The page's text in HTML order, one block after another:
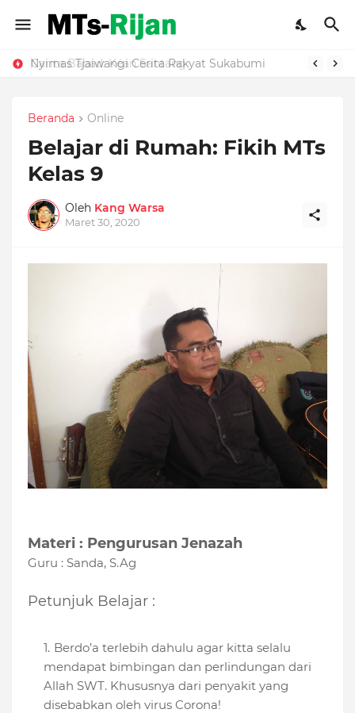
Carita Babad: Kéan Santang
Nyimas Tjaiwangi Cerita Rakyat Sukabumi
Beranda Online
Belajar di Rumah: Fikih MTs
Kelas 9
Oleh Kang Warsa
Maret 30, 2020
Materi : Pengurusan Jenazah
Guru : Sanda, S.Ag
Petunjuk Belajar :
Berdo’a terlebih dahulu agar kitta selalu
mendapat bimbingan dan perlindungan dari
Allah SWT. Khususnya dari penyakit yang
disebabkan oleh virus Corona!